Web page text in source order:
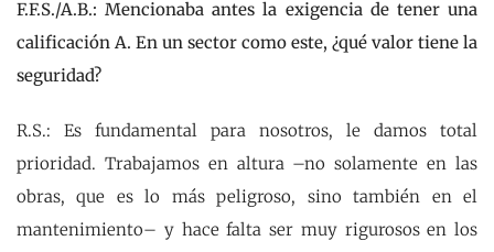
F.F.S./A.B.: Mencionaba antes la exigencia de tener una
calificación A. En un sector como este, ¿qué valor tiene la
seguridad?
R.S.: Es fundamental para nosotros, le damos total
prioridad. Trabajamos en altura –no solamente en las
obras, que es lo más peligroso, sino también en el
mantenimiento– y hace falta ser muy rigurosos en los